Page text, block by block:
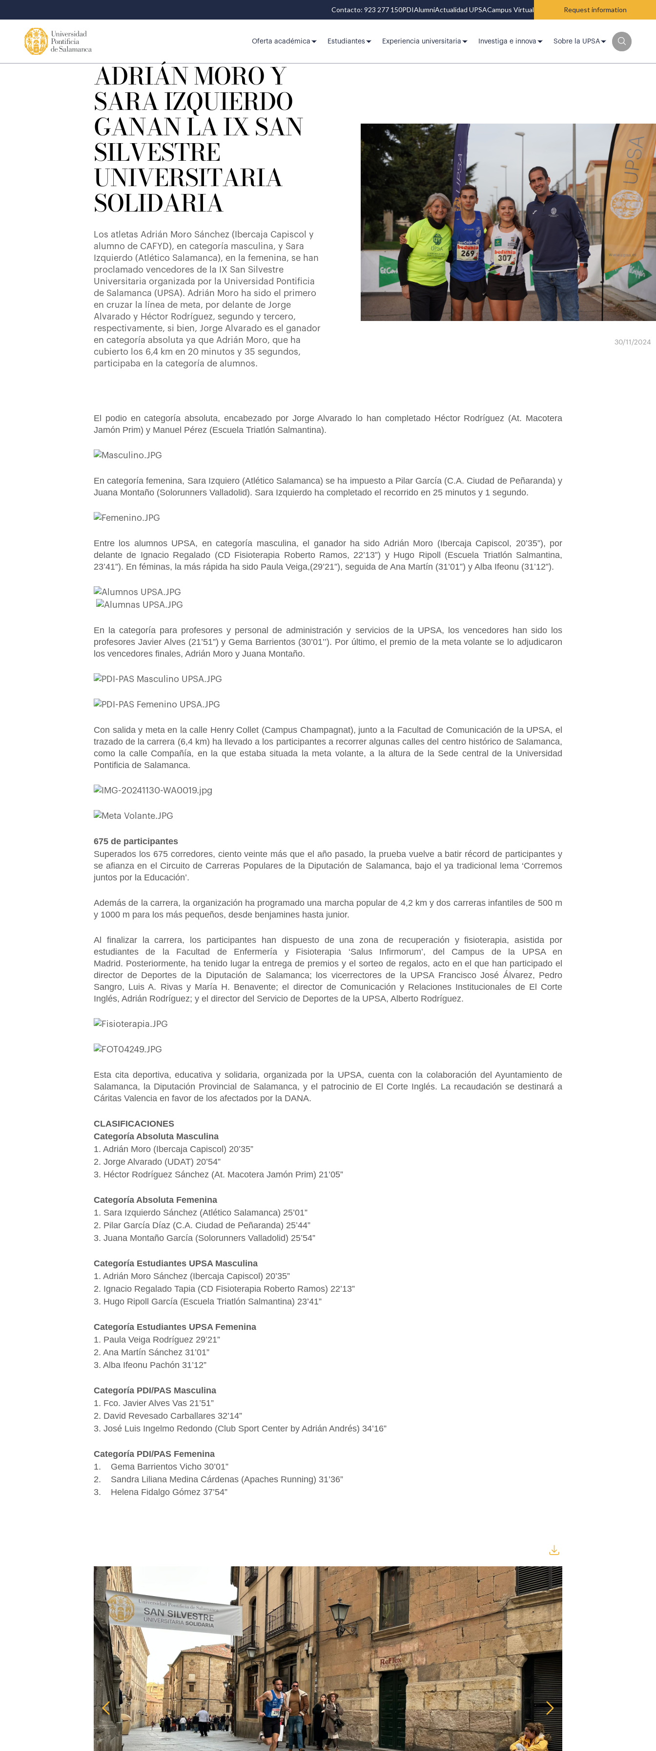
Contacto: 923 277 150PDIAlumniActualidad UPSACampus Virtual Request information
Oferta académica Estudiantes Experiencia universitaria Investiga e innova Sobre la UPSA
ADRIÁN MORO Y
SARA IZQUIERDO
GANAN LA IX SAN
SILVESTRE
UNIVERSITARIA
SOLIDARIA
Los atletas Adrián Moro Sánchez (Ibercaja Capiscol y
alumno de CAFYD), en categoría masculina, y Sara
Izquierdo (Atlético Salamanca), en la femenina, se han
proclamado vencedores de la IX San Silvestre
Universitaria organizada por la Universidad Pontificia
de Salamanca (UPSA). Adrián Moro ha sido el primero
en cruzar la línea de meta, por delante de Jorge
Alvarado y Héctor Rodríguez, segundo y tercero,
respectivamente, si bien, Jorge Alvarado es el ganador
en categoría absoluta ya que Adrián Moro, que ha
cubierto los 6,4 km en 20 minutos y 35 segundos,
participaba en la categoría de alumnos.
30/11/2024
El podio en categoría absoluta, encabezado por Jorge Alvarado lo han completado Héctor Rodríguez (At. Macotera
Jamón Prim) y Manuel Pérez (Escuela Triatlón Salmantina).
En categoría femenina, Sara Izquiero (Atlético Salamanca) se ha impuesto a Pilar García (C.A. Ciudad de Peñaranda) y
Juana Montaño (Solorunners Valladolid). Sara Izquierdo ha completado el recorrido en 25 minutos y 1 segundo.
Entre los alumnos UPSA, en categoría masculina, el ganador ha sido Adrián Moro (Ibercaja Capiscol, 20’35”), por
delante de Ignacio Regalado (CD Fisioterapia Roberto Ramos, 22’13”) y Hugo Ripoll (Escuela Triatlón Salmantina,
23’41”). En féminas, la más rápida ha sido Paula Veiga,(29’21”), seguida de Ana Martín (31’01”) y Alba Ifeonu (31’12”).
En la categoría para profesores y personal de administración y servicios de la UPSA, los vencedores han sido los
profesores Javier Alves (21’51”) y Gema Barrientos (30’01’’). Por último, el premio de la meta volante se lo adjudicaron
los vencedores finales, Adrián Moro y Juana Montaño.
Con salida y meta en la calle Henry Collet (Campus Champagnat), junto a la Facultad de Comunicación de la UPSA, el
trazado de la carrera (6,4 km) ha llevado a los participantes a recorrer algunas calles del centro histórico de Salamanca,
como la calle Compañía, en la que estaba situada la meta volante, a la altura de la Sede central de la Universidad
Pontificia de Salamanca.
675 de participantes
Superados los 675 corredores, ciento veinte más que el año pasado, la prueba vuelve a batir récord de participantes y
se afianza en el Circuito de Carreras Populares de la Diputación de Salamanca, bajo el ya tradicional lema ‘Corremos
juntos por la Educación’.
Además de la carrera, la organización ha programado una marcha popular de 4,2 km y dos carreras infantiles de 500 m
y 1000 m para los más pequeños, desde benjamines hasta junior.
Al finalizar la carrera, los participantes han dispuesto de una zona de recuperación y fisioterapia, asistida por
estudiantes de la Facultad de Enfermería y Fisioterapia ‘Salus Infirmorum’, del Campus de la UPSA en
Madrid. Posteriormente, ha tenido lugar la entrega de premios y el sorteo de regalos, acto en el que han participado el
director de Deportes de la Diputación de Salamanca; los vicerrectores de la UPSA Francisco José Álvarez, Pedro
Sangro, Luis A. Rivas y María H. Benavente; el director de Comunicación y Relaciones Institucionales de El Corte
Inglés, Adrián Rodríguez; y el director del Servicio de Deportes de la UPSA, Alberto Rodríguez.
Esta cita deportiva, educativa y solidaria, organizada por la UPSA, cuenta con la colaboración del Ayuntamiento de
Salamanca, la Diputación Provincial de Salamanca, y el patrocinio de El Corte Inglés. La recaudación se destinará a
Cáritas Valencia en favor de los afectados por la DANA.
CLASIFICACIONES
Categoría Absoluta Masculina
1. Adrián Moro (Ibercaja Capiscol) 20’35”
2. Jorge Alvarado (UDAT) 20’54”
3. Héctor Rodríguez Sánchez (At. Macotera Jamón Prim) 21’05”
Categoría Absoluta Femenina
1. Sara Izquierdo Sánchez (Atlético Salamanca) 25’01”
2. Pilar García Díaz (C.A. Ciudad de Peñaranda) 25’44”
3. Juana Montaño García (Solorunners Valladolid) 25’54”
Categoría Estudiantes UPSA Masculina
1. Adrián Moro Sánchez (Ibercaja Capiscol) 20’35”
2. Ignacio Regalado Tapia (CD Fisioterapia Roberto Ramos) 22’13”
3. Hugo Ripoll García (Escuela Triatlón Salmantina) 23’41”
Categoría Estudiantes UPSA Femenina
1. Paula Veiga Rodríguez 29’21”
2. Ana Martín Sánchez 31’01”
3. Alba Ifeonu Pachón 31’12”
Categoría PDI/PAS Masculina
1. Fco. Javier Alves Vas 21’51”
2. David Revesado Carballares 32’14”
3. José Luis Ingelmo Redondo (Club Sport Center by Adrián Andrés) 34’16”
Categoría PDI/PAS Femenina
1. Gema Barrientos Vicho 30’01”
2. Sandra Liliana Medina Cárdenas (Apaches Running) 31’36”
3. Helena Fidalgo Gómez 37’54”